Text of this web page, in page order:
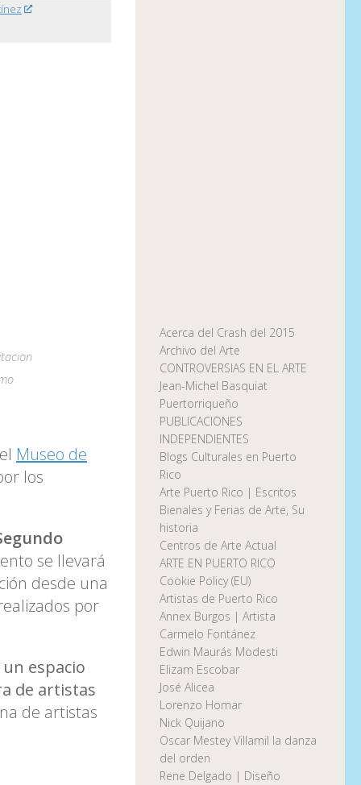
Museo de
los
se llevará
desde una
por
un espacio
de artistas
de artistas
Acerca del Crash del 2015
Archivo del Arte
CONTROVERSIAS EN EL ARTE
Jean-Michel Basquiat
Puertorriqueño
PUBLICACIONES
INDEPENDIENTES
Blogs Culturales en Puerto
Rico
Arte Puerto Rico | Escritos
Bienales y Ferias de Arte, Su
historia
Centros de Arte Actual
ARTE EN PUERTO RICO
Cookie Policy (EU)
Artistas de Puerto Rico
Annex Burgos | Artista
Carmelo Fontánez
Edwin Maurás Modesti
Elizam Escobar
José Alicea
Lorenzo Homar
Nick Quijano
Oscar Mestey Villamil la danza
del orden
Rene Delgado | Diseño